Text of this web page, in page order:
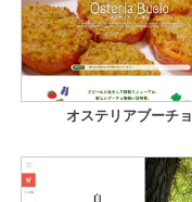
オステリアブーチョ